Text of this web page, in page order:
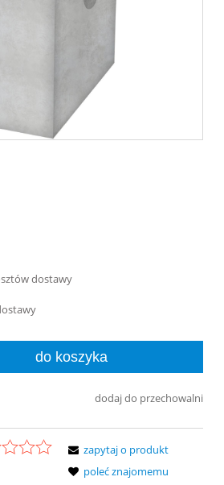
dostawy
do koszyka
dodaj do przechowalni
zapytaj o produkt
poleć znajomemu